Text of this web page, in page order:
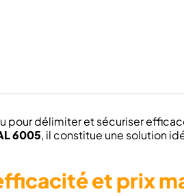
pour délimiter et sécuriser
6005, il constitue une solution
et prix